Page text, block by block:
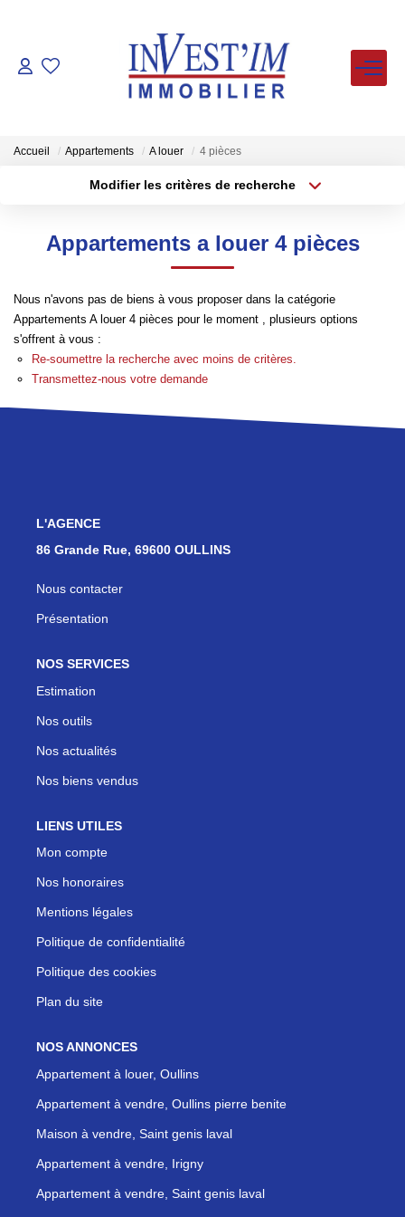
ACHETER
LOUER
ESTIMER
FAIRE GERER
NOS AGENCES
Accueil Appartements A louer 4 pièces
Modifier les critères de recherche
Sélectionnez...
Type de bien
Budget max Plus de critères
Appartements a louer 4 pièces
Nous n'avons pas de biens à vous proposer dans la catégorie
Appartements A louer 4 pièces pour le moment , plusieurs options
s'offrent à vous :
Re-soumettre la recherche avec moins de critères.
Transmettez-nous votre demande
L'AGENCE
86 Grande Rue, 69600 OULLINS
Nous contacter
Présentation
NOS SERVICES
Estimation
Nos outils
Nos actualités
Nos biens vendus
LIENS UTILES
Mon compte
Nos honoraires
Mentions légales
Politique de confidentialité
Politique des cookies
Plan du site
NOS ANNONCES
Appartement à louer, Oullins
Appartement à vendre, Oullins pierre benite
Maison à vendre, Saint genis laval
Appartement à vendre, Irigny
Appartement à vendre, Saint genis laval